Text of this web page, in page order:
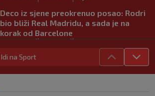
Deco iz sjene preokrenuo posao: Rodri
bio bliži Real Madridu, a sada je na
korak od Barcelone
| |
River Plate napravio veliki posao:
Idi na Sport